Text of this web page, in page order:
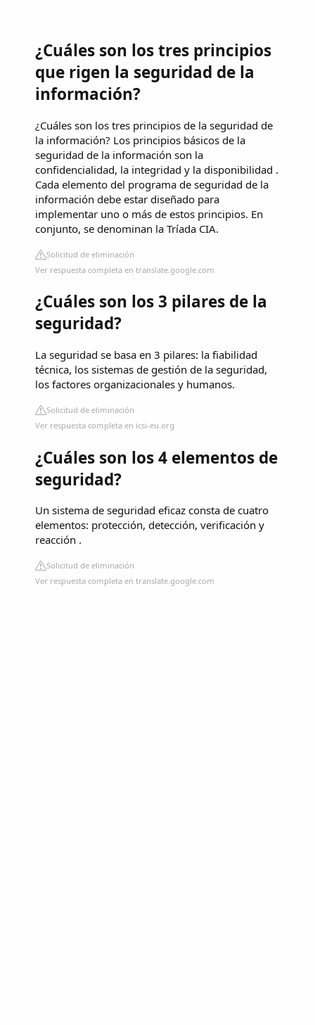
¿Cuáles son los tres principios
que rigen la seguridad de la
información?
¿Cuáles son los tres principios de la seguridad de
la información? Los principios básicos de la
seguridad de la información son la
confidencialidad, la integridad y la disponibilidad .
Cada elemento del programa de seguridad de la
información debe estar diseñado para
implementar uno o más de estos principios. En
conjunto, se denominan la Tríada CIA.
Solicitud de eliminación
Ver respuesta completa en translate.google.com
¿Cuáles son los 3 pilares de la
seguridad?
La seguridad se basa en 3 pilares: la fiabilidad
técnica, los sistemas de gestión de la seguridad,
los factores organizacionales y humanos.
Solicitud de eliminación
Ver respuesta completa en icsi-eu.org
¿Cuáles son los 4 elementos de
seguridad?
Un sistema de seguridad eficaz consta de cuatro
elementos: protección, detección, verificación y
reacción .
Solicitud de eliminación
Ver respuesta completa en translate.google.com